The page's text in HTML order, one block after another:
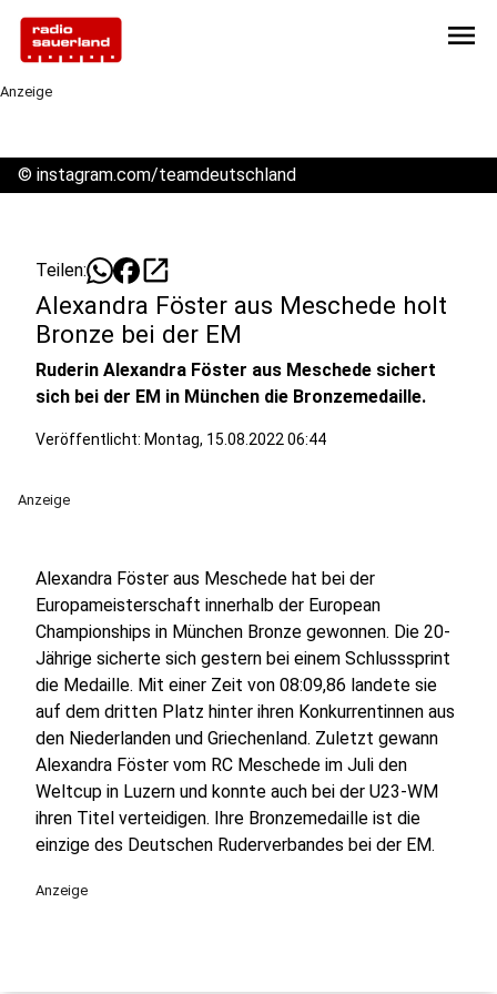
menu
Anzeige
© instagram.com/teamdeutschland
Teilen: open_in_new
Alexandra Föster aus Meschede holt
Bronze bei der EM
Ruderin Alexandra Föster aus Meschede sichert
sich bei der EM in München die Bronzemedaille.
Veröffentlicht: Montag, 15.08.2022 06:44
Anzeige
Alexandra Föster aus Meschede hat bei der
Europameisterschaft innerhalb der European
Championships in München Bronze gewonnen. Die 20-
Jährige sicherte sich gestern bei einem Schlusssprint
die Medaille. Mit einer Zeit von 08:09,86 landete sie
auf dem dritten Platz hinter ihren Konkurrentinnen aus
den Niederlanden und Griechenland. Zuletzt gewann
Alexandra Föster vom RC Meschede im Juli den
Weltcup in Luzern und konnte auch bei der U23-WM
ihren Titel verteidigen. Ihre Bronzemedaille ist die
einzige des Deutschen Ruderverbandes bei der EM.
Anzeige